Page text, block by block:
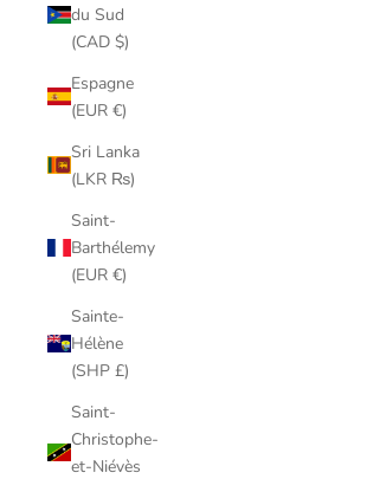
du Sud
(CAD $)
Espagne
(EUR €)
Sri Lanka
(LKR ₨)
Saint-
Barthélemy
(EUR €)
Sainte-
Hélène
(SHP £)
Saint-
Christophe-
et-Niévès